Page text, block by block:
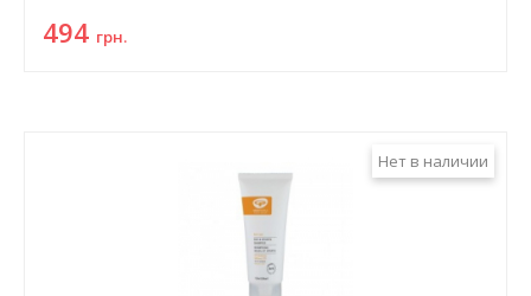
494 грн.
Нет в наличии